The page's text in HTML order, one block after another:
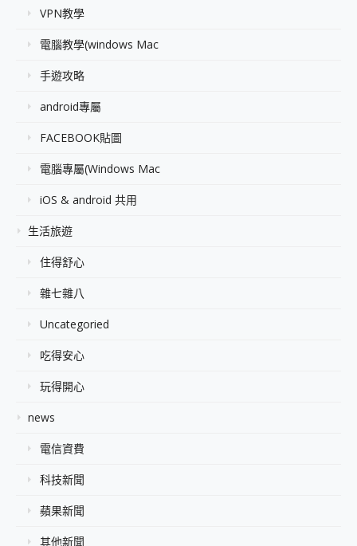
VPN教學
電腦教學(windows Mac
手遊攻略
android專屬
FACEBOOK貼圖
電腦專屬(Windows Mac
iOS & android 共用
生活旅遊
住得舒心
雜七雜八
Uncategoried
吃得安心
玩得開心
news
電信資費
科技新聞
蘋果新聞
其他新聞